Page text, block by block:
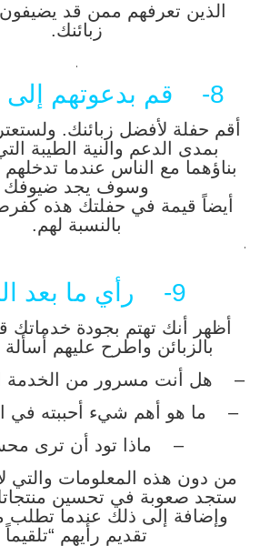
الذين تعرفهم ممن قد
زبائنك.
.
8- قم بدعوتهم إلى منزلك:
أقم حفلة لأفضل زبائنك.
بمدى الدعم والنية الطيبة
بناؤهما مع الناس عندما
وسوف يجد ضيوفك
أيضاً قيمة في حفلتك هذه
بالنسبة لهم.
.
9- رأي ما بعد البيع:
أظهر أنك تهتم بجودة خدماتك
بالزبائن واطرح عليهم
– هل أنت مسرور من الخدمة
– ما هو أهم شيء أحببته في
– ماذا تود أن ترى
من دون هذه المعلومات والتي
ستجد صعوبة في تحسين
وإضافة إلى ذلك عندما تطلب
تقديم رأيهم “تلقيماً